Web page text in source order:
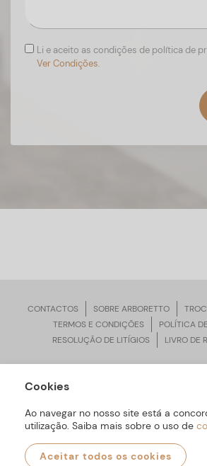
Li e aceito as condições de política de
Ver Condições.
CONTACTOS SOBRE ARBORETTO
TERMOS E CONDIÇÕES
POLÍTICA
RESOLUÇÃO DE LITÍGIOS
LIVRO DE
ARBORETTO © Todos os Direitos Reservados |
Cookies
Ao navegar no nosso site está a
utilização. Saiba mais sobre o uso de
Aceitar todos os cookies